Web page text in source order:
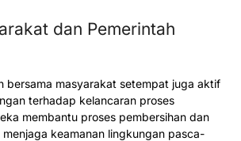
dan Pemerintah
bersama masyarakat setempat juga aktif
terhadap kelancaran proses
membantu proses pembersihan dan
keamanan lingkungan pasca-